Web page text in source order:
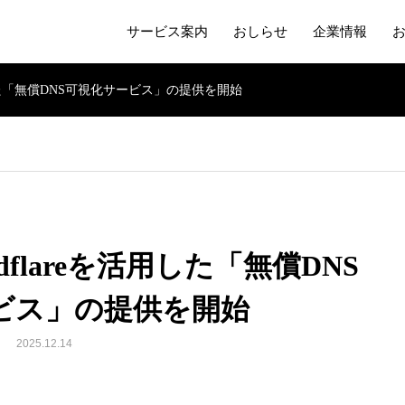
サービス案内 おしらせ 企業情報
無償DNS可視化サービス」の提供を開始
を活用した「無償DNS
ス」の提供を開始
2025.12.14